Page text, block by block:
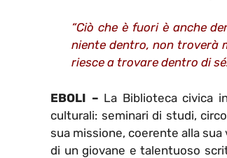
“Ciò che è fuori è anche
niente dentro, non troverà
riesce a trovare dentro di
EBOLI – La Biblioteca civica
culturali: seminari di studi,
sua missione, coerente alla
di un giovane e talentuoso